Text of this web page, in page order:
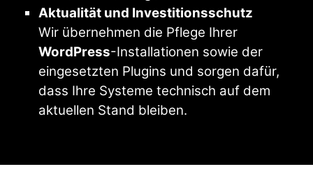
Aktualität und Investitionsschutz
Wir übernehmen die Pflege Ihrer
WordPress-Installationen sowie der
eingesetzten Plugins und sorgen dafür,
dass Ihre Systeme technisch auf dem
aktuellen Stand bleiben.